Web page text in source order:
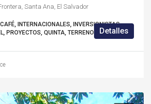
Santa Ana, El Salvador
INTERNACIONALES, INVERSIONISTAS,
PROYECTOS, QUINTA, TERRENOS
Detalles